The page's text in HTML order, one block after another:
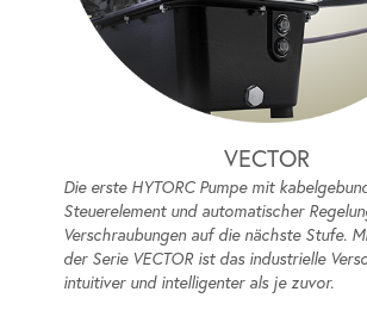
VECTOR
Die erste HYTORC Pumpe mit
Steuerelement und automatischer
Verschraubungen auf die nächste Stufe.
der Serie VECTOR ist das industrielle
intuitiver und intelligenter als je zuvor.